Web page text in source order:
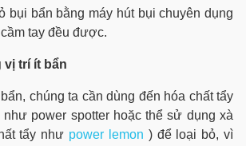
bụi bẩn bằng máy hút bụi chuyên dụng
tay đều được.
vị trí ít bẩn
chúng ta cần dùng đến hóa chất tẩy
power spotter hoặc thể sử dụng xà
tẩy như power lemon ) để loại bỏ, vì